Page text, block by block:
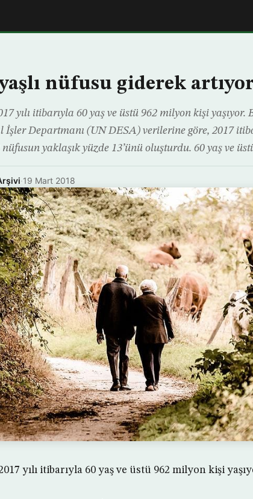
nüfusu giderek
yılı itibarıyla 60 yaş ve üstü 962 milyon kişi
İşler Departmanı (UN DESA) verilerine göre, 2017
yaklaşık yüzde 13’ünü oluşturdu. 60 yaş ve
·19 Mart 2018
yılı itibarıyla 60 yaş ve üstü 962 milyon kişi